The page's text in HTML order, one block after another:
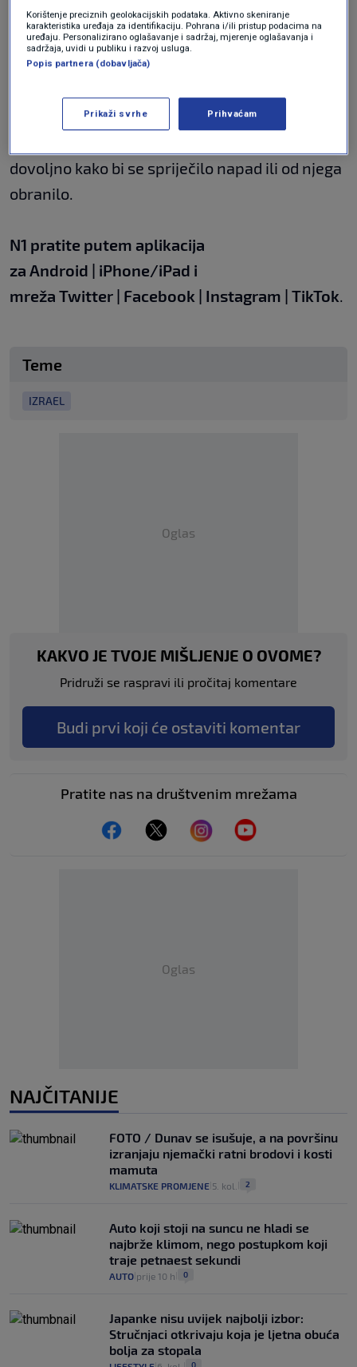
dužnosti dok traje rat u Pojasu Gaze.
Izraelski premijer Benjamin Netanyahu s druge
premda ispitivanja javnog mnijenja pokazuju
dovoljno kako bi se spriječilo napad ili od njega
obranilo.
N1 pratite putem aplikacija
za Android | iPhone/iPad i
mreža Twitter | Facebook | Instagram | TikTok.
Teme
IZRAEL
Oglas
KAKVO JE TVOJE MIŠLJENJE O OVOME?
Pridruži se raspravi ili pročitaj komentare
Budi prvi koji će ostaviti komentar
Pratite nas na društvenim mrežama
Oglas
NAJČITANIJE
FOTO / Dunav se isušuje, a na površinu
izranjaju njemački ratni brodovi i kosti
mamuta
KLIMATSKE PROMJENE 5. kol. 2
Auto koji stoji na suncu ne hladi se
najbrže klimom, nego postupkom koji
traje petnaest sekundi
AUTO prije 10 h 0
Japanke nisu uvijek najbolji izbor:
Stručnjaci otkrivaju koja je ljetna obuća
bolja za stopala
0
Korištenje preciznih geolokacijskih podataka. Aktivno skeniranje
karakteristika uređaja za identifikaciju. Pohrana i/ili pristup podacima na
uređaju. Personalizirano oglašavanje i sadržaj, mjerenje oglašavanja i
sadržaja, uvidi u publiku i razvoj usluga.
Popis partnera (dobavljača)
Prikaži svrhe Prihvaćam